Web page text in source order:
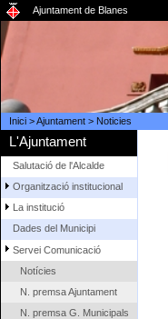
Ajuntament de Blanes
Inici>Ajuntament> Noticies
L'Ajuntament
Salutació de l'Alcalde
Organització institucional
La institució
Dades del Municipi
Servei Comunicació
Notícies
N. premsa Ajuntament
N. premsa G. Municipals